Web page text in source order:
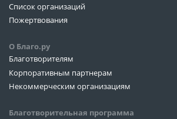
Список организаций
Пожертвования
О Благо.ру
Благотворителям
Корпоративным партнерам
Некоммерческим организациям
Благотворительная программа